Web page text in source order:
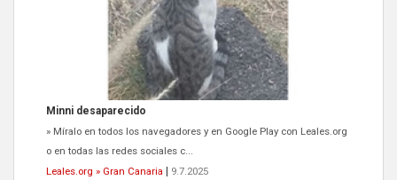
Siami Perdida
Se llama Siami,es hembra de 4 años,esterilizada con marca de
oreja,cariñosa,mimosa pero miedosa,e...
Leales.org » Gran Canaria
9.7.2025